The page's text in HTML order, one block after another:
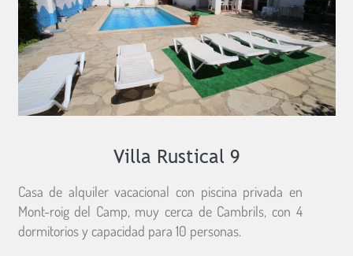
Villa Rustical 9
Casa de alquiler vacacional con piscina privada en
Mont-roig del Camp, muy cerca de Cambrils, con 4
dormitorios y capacidad para 10 personas.